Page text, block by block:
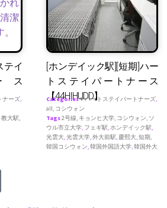
テイ
ス
ナーズ,
教大駅,
[ホンデイック駅][短期]ハー
トステイパートナース
【44HIHUDD】
Categories♥ ハートステイパートナーズ,
all, コシウォン
Tags2号線, キョンヒ大学, コシウォン, ソ
ウル市立大学, フェギ駅,ホンデイック駅,
光雲大,光雲大学,外大前駅, 慶熙大,短期,
韓国コシウォン,韓国外国語大学,韓国外大